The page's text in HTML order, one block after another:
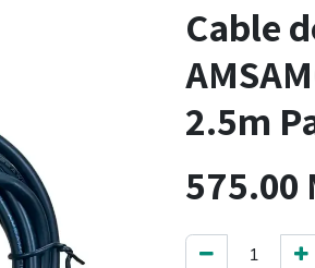
Cable
2.5m
575.00